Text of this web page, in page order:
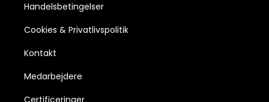
Handelsbetingelser
Cookies & Privatlivspolitik
Kontakt
Medarbejdere
Certificeringer